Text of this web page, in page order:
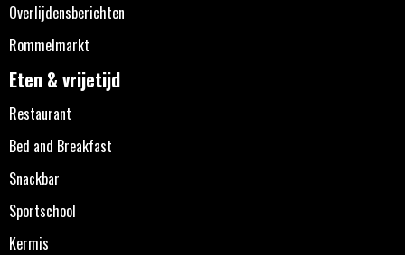
Overlijdensberichten
Rommelmarkt
Eten & vrijetijd
Restaurant
Bed and Breakfast
Snackbar
Sportschool
Kermis